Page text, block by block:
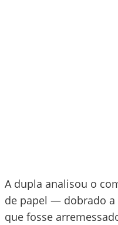
A dupla analisou o
de papel — dobrado
que fosse